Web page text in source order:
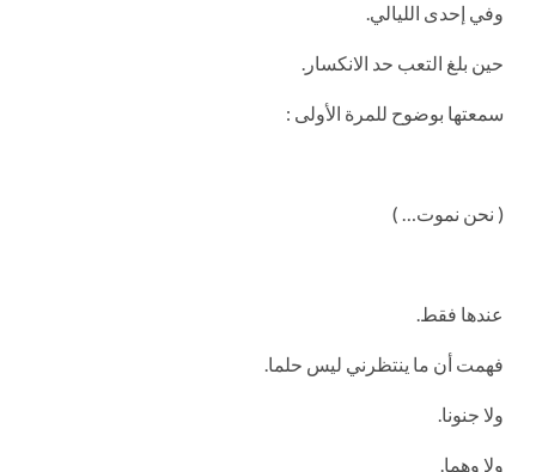
وفي إحدى الليالي.
حين بلغ التعب حد الانكسار.
سمعتها بوضوح للمرة الأولى :
( نحن نموت… )
عندها فقط.
فهمت أن ما ينتظرني ليس حلما.
ولا جنونا.
ولا وهما.